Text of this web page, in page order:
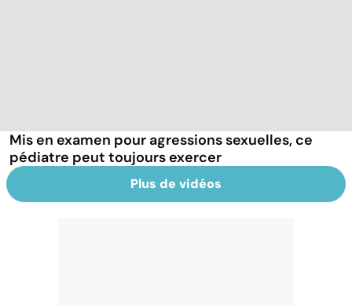
Mis en examen pour agressions sexuelles, ce
pédiatre peut toujours exercer
Plus de vidéos